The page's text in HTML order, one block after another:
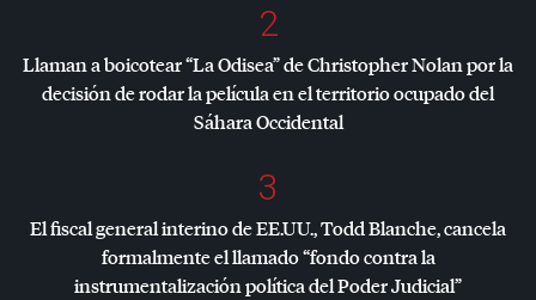
2
Llaman a boicotear “La Odisea” de Christopher Nolan por la
decisión de rodar la película en el territorio ocupado del
Sáhara Occidental
3
El fiscal general interino de EE.UU., Todd Blanche, cancela
formalmente el llamado “fondo contra la
instrumentalización política del Poder Judicial”